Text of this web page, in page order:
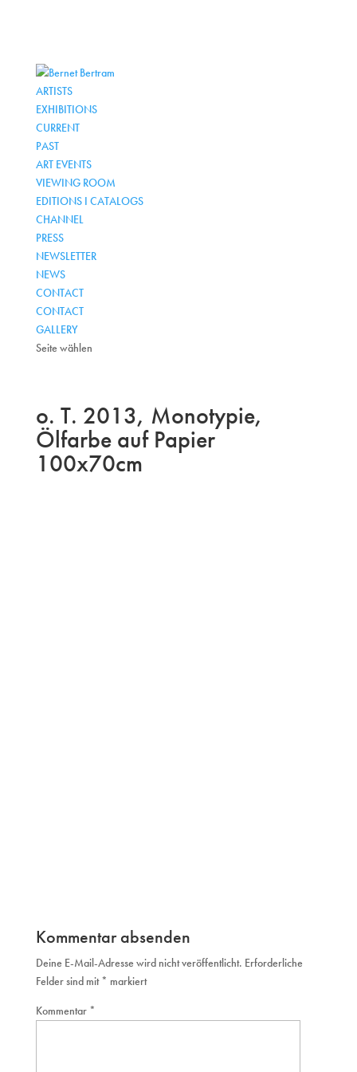
ARTISTS
EXHIBITIONS
CURRENT
PAST
ART EVENTS
VIEWING ROOM
EDITIONS I CATALOGS
CHANNEL
PRESS
NEWSLETTER
NEWS
CONTACT
CONTACT
GALLERY
Seite wählen
o. T. 2013, Monotypie,
Ölfarbe auf Papier
100x70cm
Kommentar absenden
Deine E-Mail-Adresse wird nicht veröffentlicht. Erforderliche
Felder sind mit* markiert
Kommentar *